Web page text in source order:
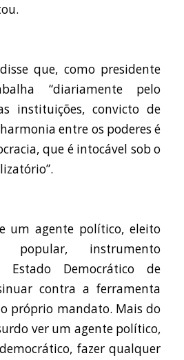
que, como presidente
“diariamente pelo
instituições, convicto de
entre os poderes é
que é intocável sob o
um agente político, eleito
instrumento
Estado Democrático de
contra a ferramenta
próprio mandato. Mais do
ver um agente político,
fazer qualquer